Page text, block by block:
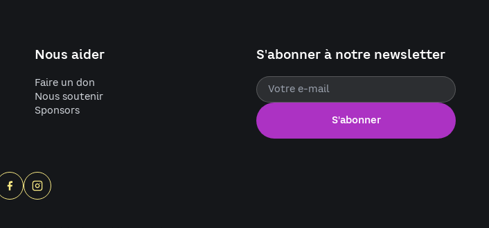
Nous aider
Faire un don
Nous soutenir
Sponsors
S'abonner à notre newsletter
S'abonner